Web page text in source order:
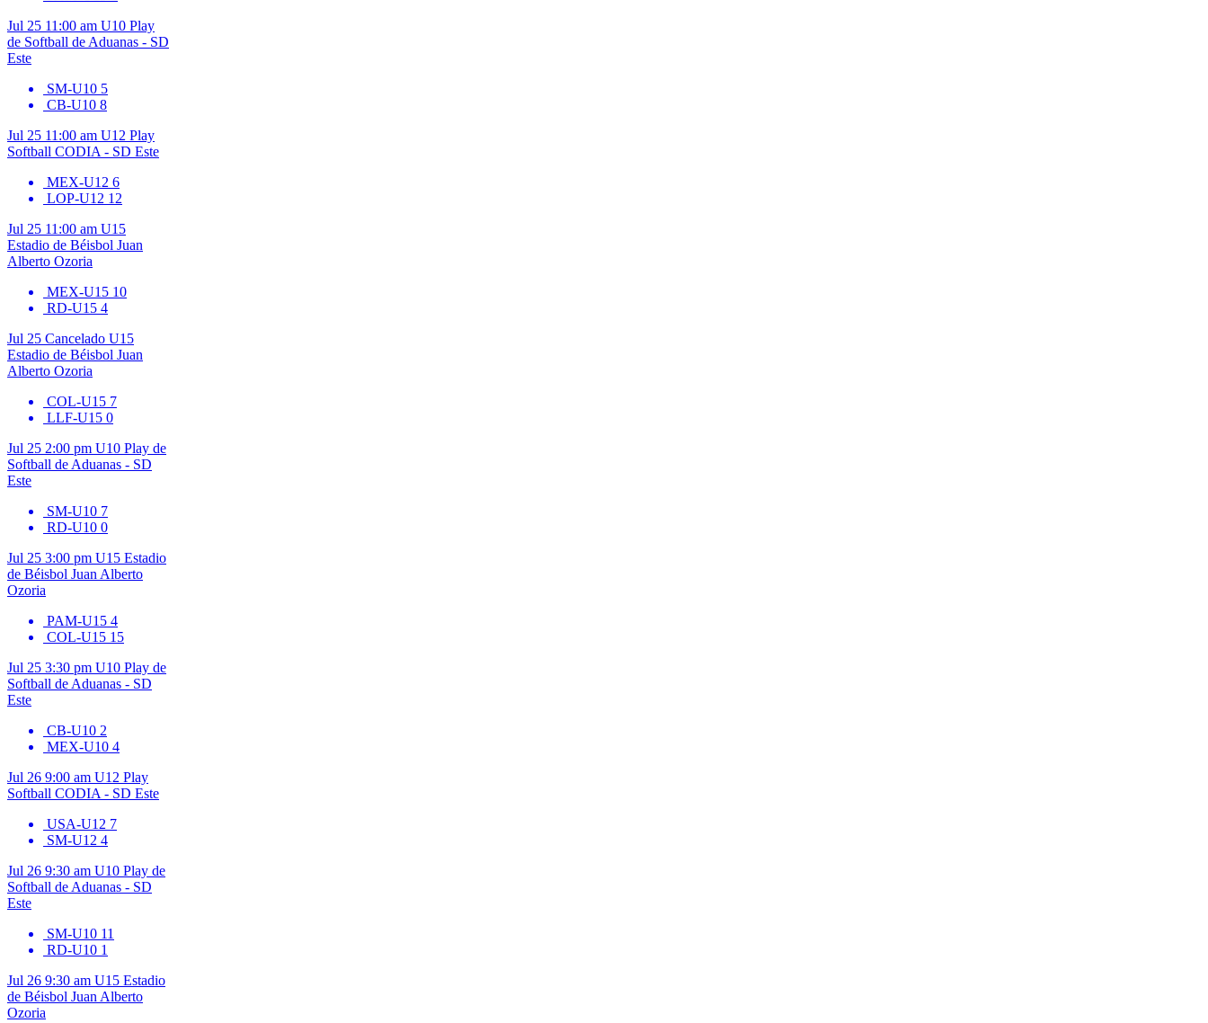
Jul 25 11:00 am U10 Play
de Softball de Aduanas - SD
Este
SM-U10 5
CB-U10 8
Jul 25 11:00 am U12 Play
Softball CODIA - SD Este
MEX-U12 6
LOP-U12 12
Jul 25 11:00 am U15
Estadio de Béisbol Juan
Alberto Ozoria
MEX-U15 10
RD-U15 4
Jul 25 Cancelado U15
Estadio de Béisbol Juan
Alberto Ozoria
COL-U15 7
LLF-U15 0
Jul 25 2:00 pm U10 Play de
Softball de Aduanas - SD
Este
SM-U10 7
RD-U10 0
Jul 25 3:00 pm U15 Estadio
de Béisbol Juan Alberto
Ozoria
PAM-U15 4
COL-U15 15
Jul 25 3:30 pm U10 Play de
Softball de Aduanas - SD
Este
CB-U10 2
MEX-U10 4
Jul 26 9:00 am U12 Play
Softball CODIA - SD Este
USA-U12 7
SM-U12 4
Jul 26 9:30 am U10 Play de
Softball de Aduanas - SD
Este
SM-U10 11
RD-U10 1
Jul 26 9:30 am U15 Estadio
de Béisbol Juan Alberto
Ozoria